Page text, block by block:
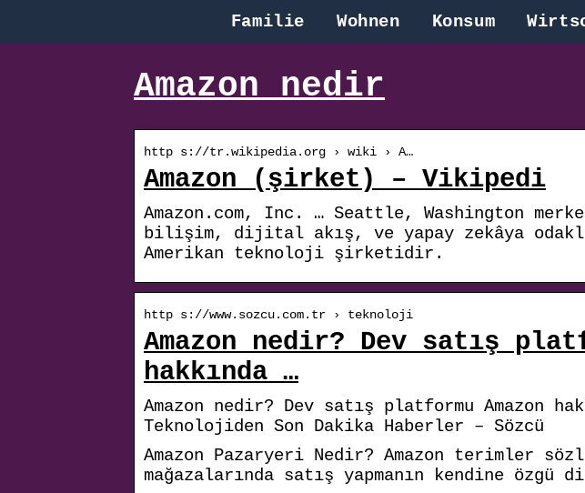
Familie Wohnen Konsum
Amazon nedir
http s://tr.wikipedia.org › wiki › A…
Amazon (şirket) – Vikipedi
Amazon.com, Inc. … Seattle, Washington
bilişim, dijital akış, ve yapay zekâya
Amerikan teknoloji şirketidir.
http s://www.sozcu.com.tr › teknoloji
Amazon nedir? Dev satış
hakkında …
Amazon nedir? Dev satış platformu Amazon
Teknolojiden Son Dakika Haberler – Sözcü
Amazon Pazaryeri Nedir? Amazon terimler
mağazalarında satış yapmanın kendine